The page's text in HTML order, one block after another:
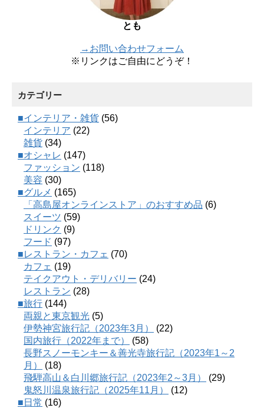
とも
→お問い合わせフォーム
※リンクはご自由にどうぞ！
カテゴリー
■インテリア・雑貨 (56)
インテリア (22)
雑貨 (34)
■オシャレ (147)
ファッション (118)
美容 (30)
■グルメ (165)
「高島屋オンラインストア」のおすすめ品 (6)
スイーツ (59)
ドリンク (9)
フード (97)
■レストラン・カフェ (70)
カフェ (19)
テイクアウト・デリバリー (24)
レストラン (28)
■旅行 (144)
両親と東京観光 (5)
伊勢神宮旅行記（2023年3月）
(22)
国内旅行（2022年まで）
(58)
長野スノーモンキー＆善光寺旅行記（2023年1～2
月）
(18)
飛騨高山＆白川郷旅行記（2023年2～3月）
(29)
鬼怒川温泉旅行記（2025年11月）
(12)
■日常 (16)